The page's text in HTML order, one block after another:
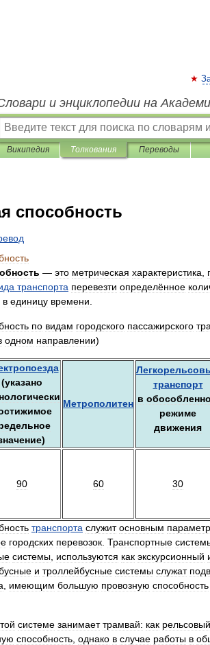
и энциклопедии на
Википедия Толкования Переводы
способность
— это метрическая характеристика
транспорта перевезти определённое
в единицу времени
по видам городского пассажирского
одном направлении)
(указано
)
Метрополитен
транспорт
в
режиме
движения
90 60 30
транспорта служит основным
городских перевозок Транспортные
системы используются как экскурсионный
и троллейбусные системы служат
имеющим большую провозную способность
системе занимает трамвай: как рельсовый
способность однако в случае работы в